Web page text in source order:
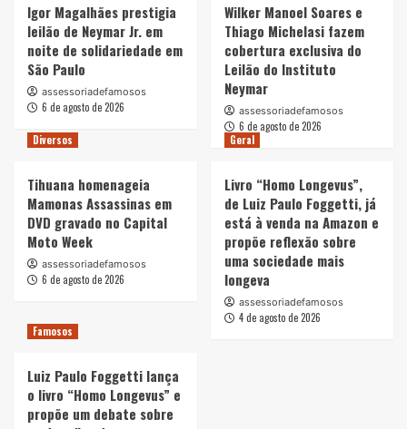
Igor Magalhães prestigia
leilão de Neymar Jr. em
noite de solidariedade em
São Paulo
assessoriadefamosos
6 de agosto de 2026
Wilker Manoel Soares e
Thiago Michelasi fazem
cobertura exclusiva do
Leilão do Instituto
Neymar
assessoriadefamosos
6 de agosto de 2026
Diversos
Tihuana homenageia
Mamonas Assassinas em
DVD gravado no Capital
Moto Week
assessoriadefamosos
6 de agosto de 2026
Geral
Livro “Homo Longevus”,
de Luiz Paulo Foggetti, já
está à venda na Amazon e
propõe reflexão sobre
uma sociedade mais
longeva
assessoriadefamosos
4 de agosto de 2026
Famosos
Luiz Paulo Foggetti lança
o livro “Homo Longevus” e
propõe um debate sobre